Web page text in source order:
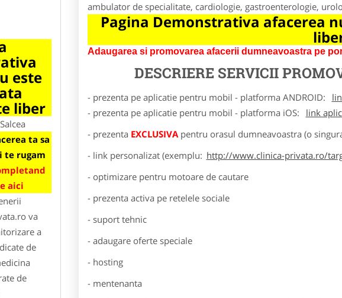
este
liber
ta sa
te rugam
aici
va
a
de
de
ambulator de specialitate, cardiologie, gastroenterologie,
Pagina Demonstrativa afacerea
Adaugarea si promovarea afacerii dumneavoastra pe
DESCRIERE SERVICII
- prezenta pe aplicatie pentru mobil - platforma ANDROID:
- prezenta pe aplicatie pentru mobil - platforma iOS:
link
- prezenta EXCLUSIVApentru orasul dumneavoastra (o
- link personalizat (exemplu: http://www.clinica-privata.ro/
- optimizare pentru motoare de cautare
- prezenta activa pe retelele sociale
- suport tehnic
- adaugare oferte speciale
- hosting
- mentenanta